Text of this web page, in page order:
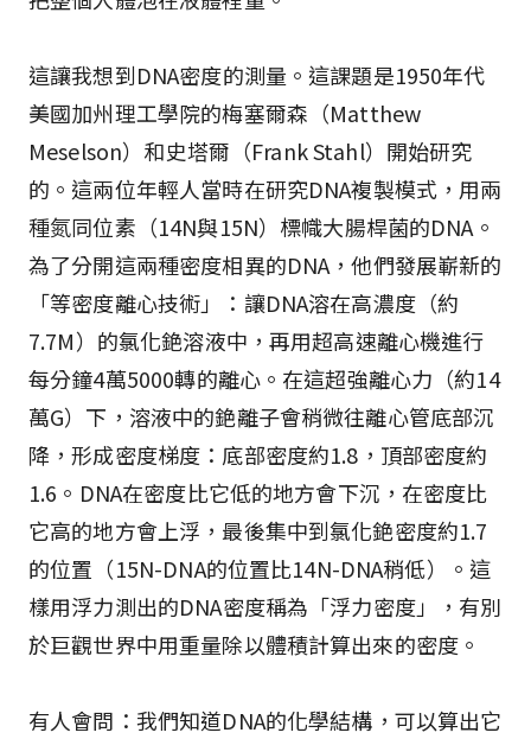
這讓我想到DNA密度的測量。這課題是1950年代
美國加州理工學院的梅塞爾森（Matthew
Meselson）和史塔爾（Frank Stahl）開始研究
的。這兩位年輕人當時在研究DNA複製模式，用兩
種氮同位素（14N與15N）標幟大腸桿菌的DNA。
為了分開這兩種密度相異的DNA，他們發展嶄新的
「等密度離心技術」：讓DNA溶在高濃度（約
7.7M）的氯化銫溶液中，再用超高速離心機進行
每分鐘4萬5000轉的離心。在這超強離心力（約14
萬G）下，溶液中的銫離子會稍微往離心管底部沉
降，形成密度梯度：底部密度約1.8，頂部密度約
1.6。DNA在密度比它低的地方會下沉，在密度比
它高的地方會上浮，最後集中到氯化銫密度約1.7
的位置（15N-DNA的位置比14N-DNA稍低）。這
樣用浮力測出的DNA密度稱為「浮力密度」，有別
於巨觀世界中用重量除以體積計算出來的密度。
有人會問：我們知道DNA的化學結構，可以算出它